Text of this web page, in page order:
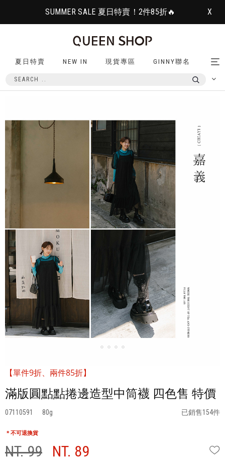
SUMMER SALE 夏日特賣！2件85折🔥 X
夏日特賣 NEW IN 現貨專區 GINNY聯名
【單件9折、兩件85折】
滿版圓點點捲邊造型中筒襪 四色售 特價
07110591 80 已銷售154件
* 不可退換貨
NT. 99 NT. 89